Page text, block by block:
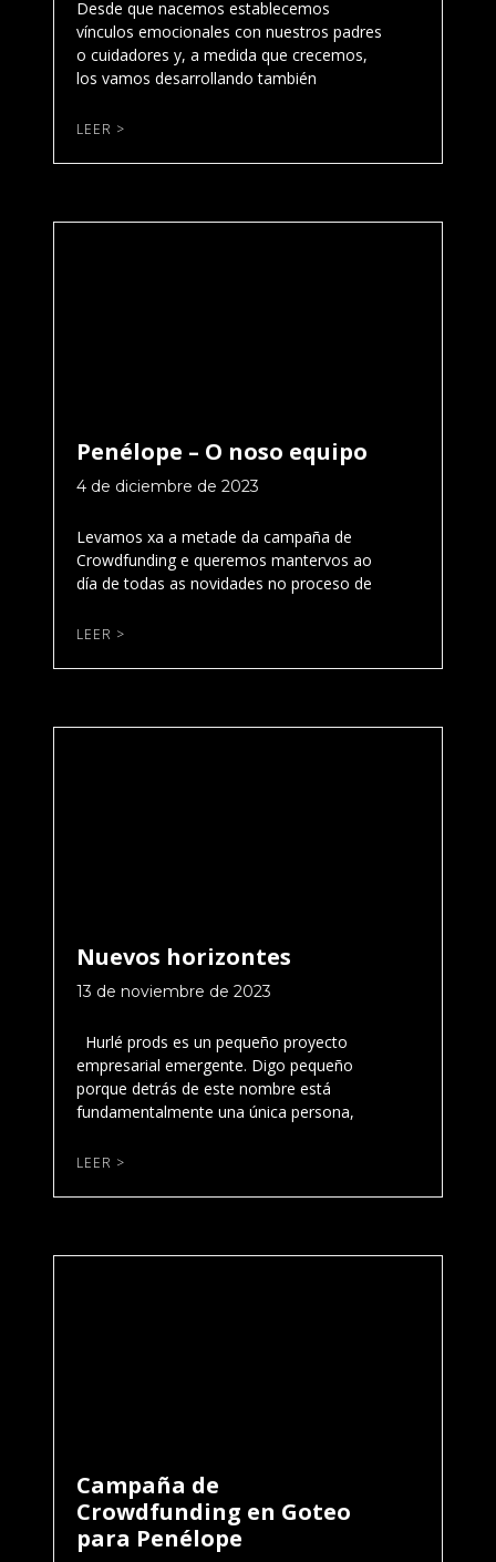
Desde que nacemos establecemos
vínculos emocionales con nuestros padres
o cuidadores y, a medida que crecemos,
los vamos desarrollando también
LEER >
Penélope – O noso equipo
4 de diciembre de 2023
Levamos xa a metade da campaña de
Crowdfunding e queremos mantervos ao
día de todas as novidades no proceso de
LEER >
Nuevos horizontes
13 de noviembre de 2023
Hurlé prods es un pequeño proyecto
empresarial emergente. Digo pequeño
porque detrás de este nombre está
fundamentalmente una única persona,
LEER >
Campaña de
Crowdfunding en Goteo
para Penélope